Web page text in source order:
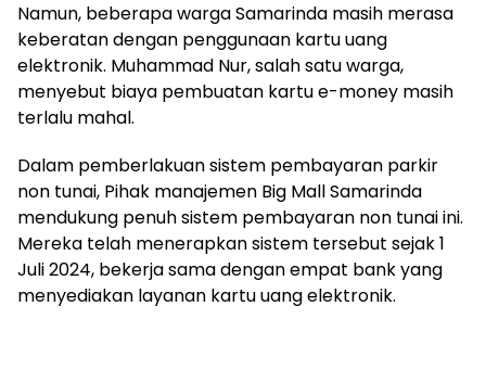
Namun, beberapa warga Samarinda masih merasa
keberatan dengan penggunaan kartu uang
elektronik. Muhammad Nur, salah satu warga,
menyebut biaya pembuatan kartu e-money masih
terlalu mahal.
Dalam pemberlakuan sistem pembayaran parkir
non tunai, Pihak manajemen Big Mall Samarinda
mendukung penuh sistem pembayaran non tunai ini.
Mereka telah menerapkan sistem tersebut sejak 1
Juli 2024, bekerja sama dengan empat bank yang
menyediakan layanan kartu uang elektronik.